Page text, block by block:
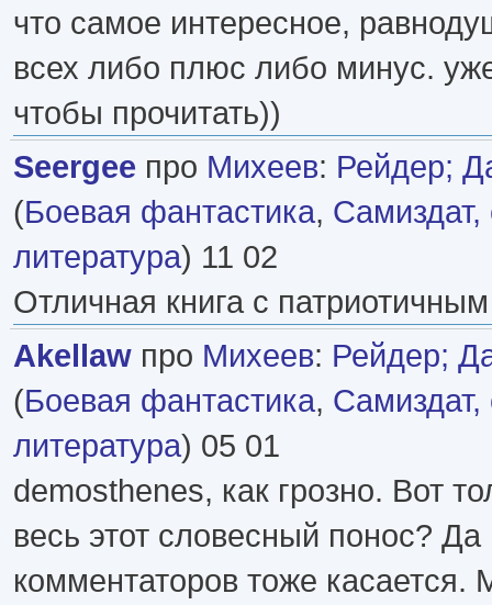
что самое интересное,
всех либо плюс либо минус.
чтобы прочитать))
Seergee про Михеев: Рейдер;
(Боевая фантастика, Самиздат,
литература) 11 02
Отличная книга с
Akellaw про Михеев: Рейдер;
(Боевая фантастика, Самиздат,
литература) 05 01
demosthenes, как грозно. Вот
весь этот словесный понос? Да
комментаторов тоже касается.